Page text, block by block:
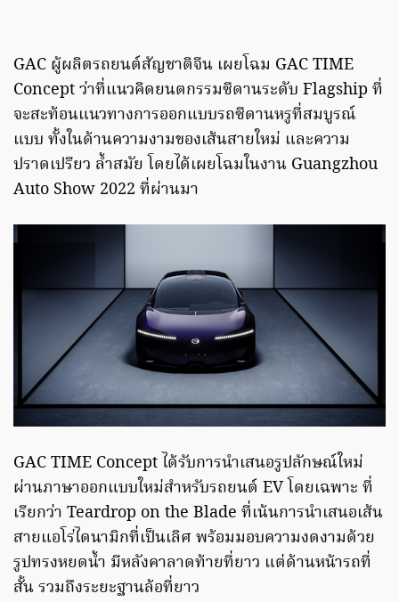
GAC ผู้ผลิตรถยนต์สัญชาติจีน เผยโฉม GAC TIME
Concept ว่าที่แนวคิดยนตกรรมซีดานระดับ Flagship ที่
จะสะท้อนแนวทางการออกแบบรถซีดานหรูที่สมบูรณ์
แบบ ทั้งในด้านความงามของเส้นสายใหม่ และความ
ปราดเปรียว ล้ำสมัย โดยได้เผยโฉมในงาน Guangzhou
Auto Show 2022 ที่ผ่านมา
GAC TIME Concept ได้รับการนำเสนอรูปลักษณ์ใหม่
ผ่านภาษาออกแบบใหม่สำหรับรถยนต์ EV โดยเฉพาะ ที่
เรียกว่า Teardrop on the Blade ที่เน้นการนำเสนอเส้น
สายแอโร่ไดนามิกที่เป็นเลิศ พร้อมมอบความงดงามด้วย
รูปทรงหยดน้ำ มีหลังคาลาดท้ายที่ยาว แต่ด้านหน้ารถที่
สั้น รวมถึงระยะฐานล้อที่ยาว